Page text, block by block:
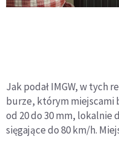
Jak podał IMGW, w tych
burze, którym miejscami
od 20 do 30 mm, lokalnie
sięgające do 80 km/h.